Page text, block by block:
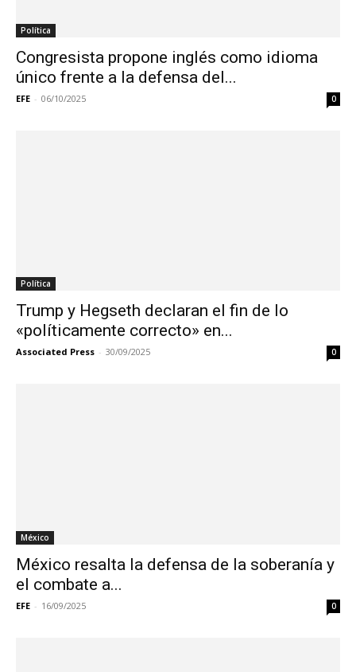
Política
Congresista propone inglés como idioma
único frente a la defensa del...
EFE - 06/10/2025 0
Política
Trump y Hegseth declaran el fin de lo
«políticamente correcto» en...
Associated Press - 30/09/2025 0
México
México resalta la defensa de la soberanía y
el combate a...
EFE - 16/09/2025 0